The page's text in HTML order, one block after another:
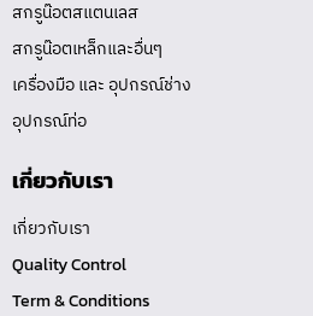
สกรูน๊อตสแตนเลส
สกรูน๊อตเหล็กและอื่นๆ
เครื่องมือ และ อุปกรณ์ช่าง
อุปกรณ์ท่อ
เกี่ยวกับเรา
เกี่ยวกับเรา
Quality Control
Term & Conditions